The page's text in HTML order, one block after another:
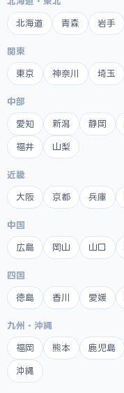
北海道 青森 岩手
関東
東京 神奈川 埼玉
中部
愛知 新潟 静岡
福井 山梨
近畿
大阪 京都 兵庫
中国
広島 岡山 山口
四国
徳島 香川 愛媛
九州・沖縄
福岡 熊本 鹿児島
沖縄